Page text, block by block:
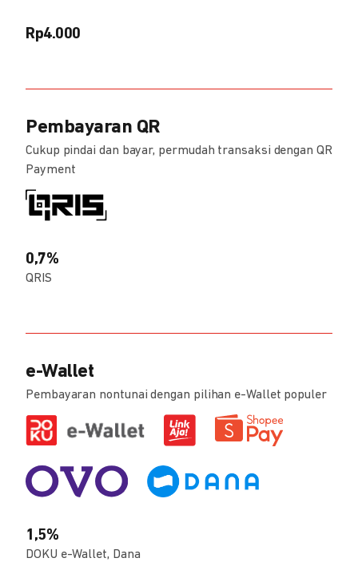
Rp4.000
Pembayaran QR
Cukup pindai dan bayar, permudah transaksi dengan QR
Payment
0,7%
QRIS
e-Wallet
Pembayaran nontunai dengan pilihan e-Wallet populer
1,5%
DOKU e-Wallet, Dana